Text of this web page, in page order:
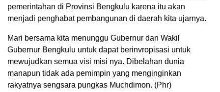
pemerintahan di Provinsi Bengkulu karena itu akan
menjadi penghabat pembangunan di daerah kita ujarnya.
Mari bersama kita menunggu Gubernur dan Wakil
Gubernur Bengkulu untuk dapat berinvropisasi untuk
mewujudkan semua visi misi nya. Dibelahan dunia
manapun tidak ada pemimpin yang menginginkan
rakyatnya sengsara pungkas Muchdimon. (Phr)